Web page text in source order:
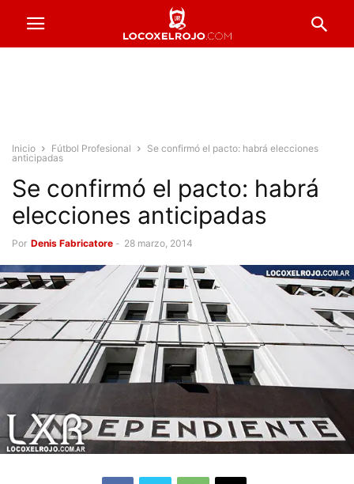
Inicio Fútbol Profesional
Se confirmó el pacto: habrá elecciones
anticipadas
Se confirmó el pacto: habrá
elecciones anticipadas
Por Denis Fabricatore - 28 marzo, 2014